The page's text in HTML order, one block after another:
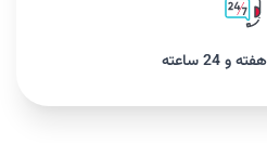
24 ساعته